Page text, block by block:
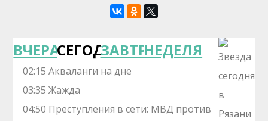
ВЧЕРАСЕГОДНЯЗАВТРАНЕДЕЛЯ
02:15 Акваланги на дне
03:35 Жажда
04:50 Преступления в сети: МВД против